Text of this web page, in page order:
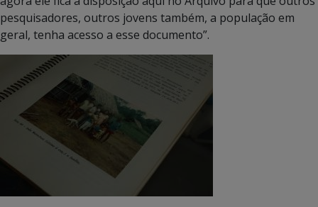
pesquisadores, outros jovens também, a população em
geral, tenha acesso a esse documento”.